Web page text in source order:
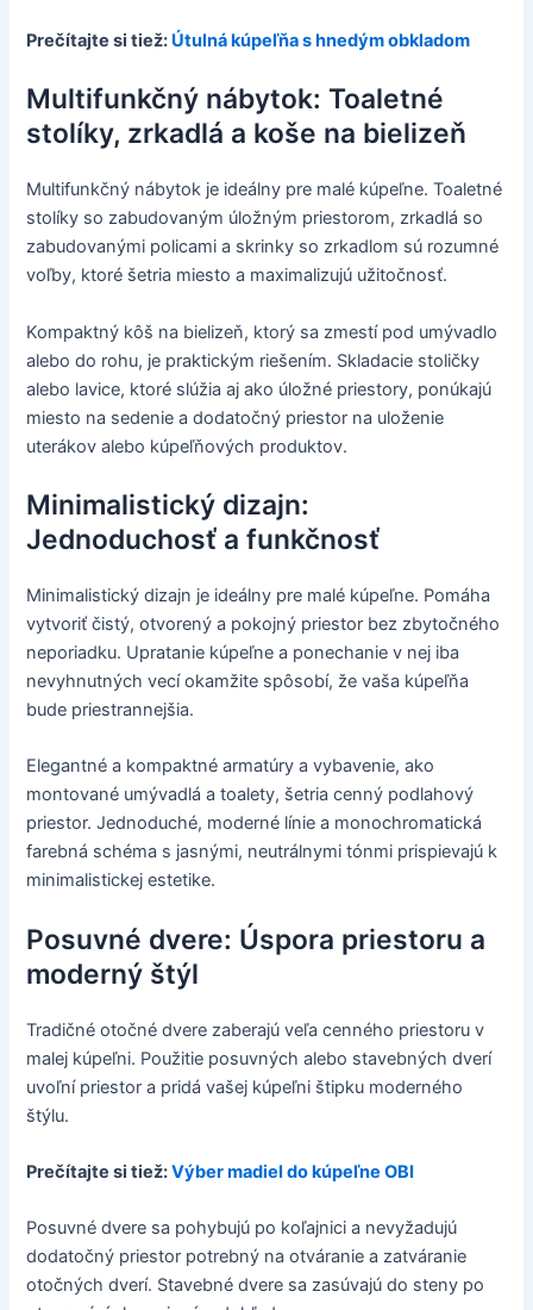
Prečítajte si tiež: Útulná kúpeľňa s hnedým obkladom
Multifunkčný nábytok: Toaletné
stolíky, zrkadlá a koše na bielizeň
Multifunkčný nábytok je ideálny pre malé kúpeľne. Toaletné
stolíky so zabudovaným úložným priestorom, zrkadlá so
zabudovanými policami a skrinky so zrkadlom sú rozumné
voľby, ktoré šetria miesto a maximalizujú užitočnosť.
Kompaktný kôš na bielizeň, ktorý sa zmestí pod umývadlo
alebo do rohu, je praktickým riešením. Skladacie stoličky
alebo lavice, ktoré slúžia aj ako úložné priestory, ponúkajú
miesto na sedenie a dodatočný priestor na uloženie
uterákov alebo kúpeľňových produktov.
Minimalistický dizajn:
Jednoduchosť a funkčnosť
Minimalistický dizajn je ideálny pre malé kúpeľne. Pomáha
vytvoriť čistý, otvorený a pokojný priestor bez zbytočného
neporiadku. Upratanie kúpeľne a ponechanie v nej iba
nevyhnutných vecí okamžite spôsobí, že vaša kúpeľňa
bude priestrannejšia.
Elegantné a kompaktné armatúry a vybavenie, ako
montované umývadlá a toalety, šetria cenný podlahový
priestor. Jednoduché, moderné línie a monochromatická
farebná schéma s jasnými, neutrálnymi tónmi prispievajú k
minimalistickej estetike.
Posuvné dvere: Úspora priestoru a
moderný štýl
Tradičné otočné dvere zaberajú veľa cenného priestoru v
malej kúpeľni. Použitie posuvných alebo stavebných dverí
uvoľní priestor a pridá vašej kúpeľni štipku moderného
štýlu.
Prečítajte si tiež:Výber madiel do kúpeľne OBI
Posuvné dvere sa pohybujú po koľajnici a nevyžadujú
dodatočný priestor potrebný na otváranie a zatváranie
otočných dverí. Stavebné dvere sa zasúvajú do steny po